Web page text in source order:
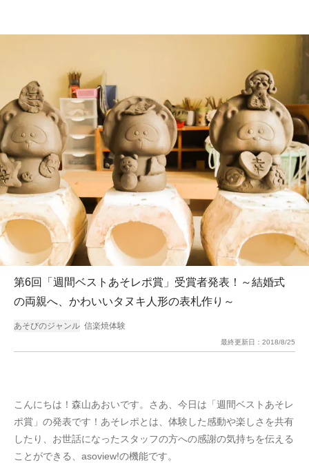
第6回「週間ベストあそレポ賞」受賞者発表！～結婚式
の両親へ、かわいいタヌキ人形の表札作り～
あそびのジャンル 信楽焼体験
最終更新日： 2018/8/25
こんにちは！森山あおいです。さあ、今日は「週間ベストあそレ
ポ賞」の発表です！あそレポとは、体験した感動や楽しさを共有
したり、お世話になったスタッフの方への感謝の気持ちを伝える
ことができる、asoview!の機能です。